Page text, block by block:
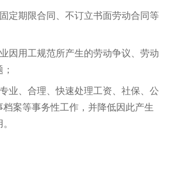
定期限合同、不订立书面劳动合同等
因用工规范所产生的劳动争议、劳动
业、合理、快速处理工资、社保、公
档案等事务性工作，并降低因此产生